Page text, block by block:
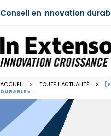
Conseil en innovation
ACCUEIL > TOUTE L'ACTUALITÉ >
DURABLE »